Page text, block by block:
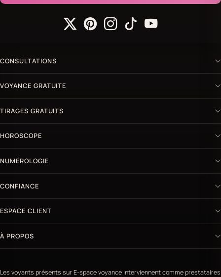
CONSULTATIONS
VOYANCE GRATUITE
TIRAGES GRATUITS
HOROSCOPE
NUMÉROLOGIE
CONFIANCE
ESPACE CLIENT
À PROPOS
Les voyants présents sur E-space voyance interviennent comme prestataires